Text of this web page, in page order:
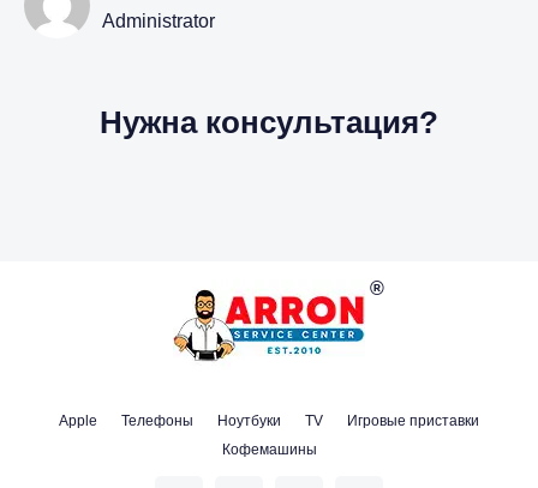
Administrator
Нужна консультация?
Apple Телефоны Ноутбуки TV
Игровые приставки
Кофемашины